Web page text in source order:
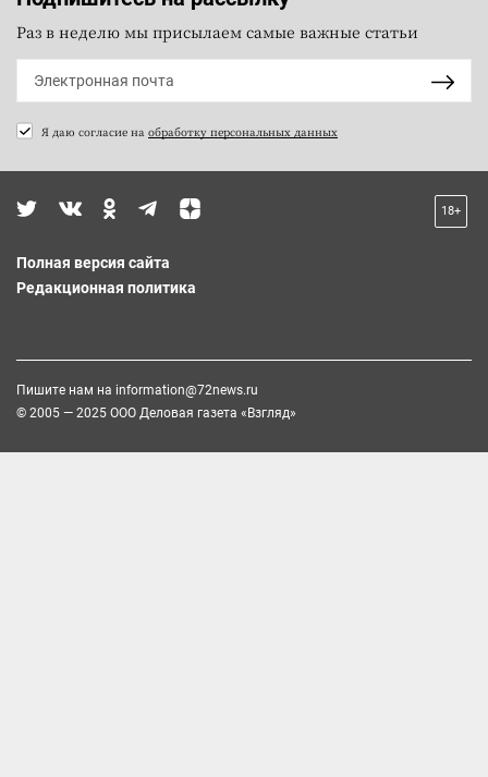
Раз в неделю мы присылаем самые важные статьи
Я даю согласие на обработку персональных данных
18+
Полная версия сайта
Редакционная политика
Пишите нам на information@72news.ru
© 2005 — 2025 ООО Деловая газета «Взгляд»